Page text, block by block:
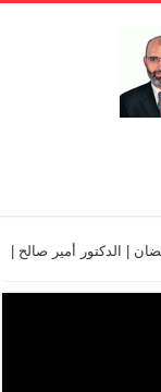
| الدكتور أمير صالح |